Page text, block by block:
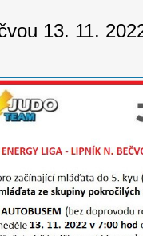
13. 11.